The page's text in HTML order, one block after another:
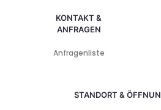
KONTAKT &
ANFRAGEN
Anfragenliste
STANDORT &